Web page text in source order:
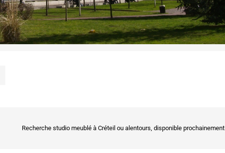
Recherche studio meublé à Créteil ou alentours, disponible prochainement